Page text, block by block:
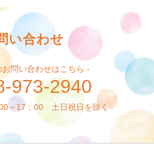
い合わせ
問い合わせはこちら -
973-2940
～17：00 土日祝日を除く